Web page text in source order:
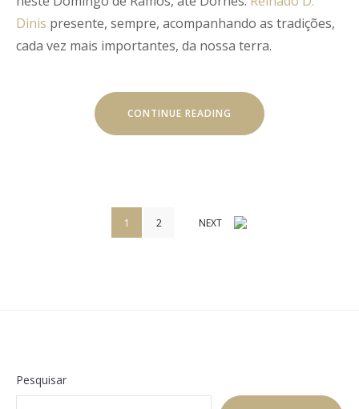
Dinis presente, sempre, acompanhando as tradições,
cada vez mais importantes, da nossa terra.
CONTINUE READING
SACRA”
Paginação1 2 NEXT
Pesquisar